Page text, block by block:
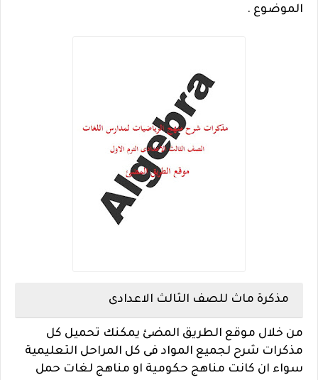
الموضوع .
مذكرة ماث للصف الثالث الاعدادى
من خلال موقع الطريق المضئ يمكنك تحميل كل
مذكرات شرح لجميع المواد فى كل المراحل التعليمية
سواء ان كانت مناهج حكومية او مناهج لغات حمل